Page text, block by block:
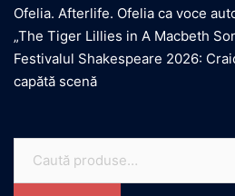
Ofelia. Afterlife. Ofelia ca voce
„The Tiger Lillies in A Macbeth
Festivalul Shakespeare 2026:
capătă scenă
după: